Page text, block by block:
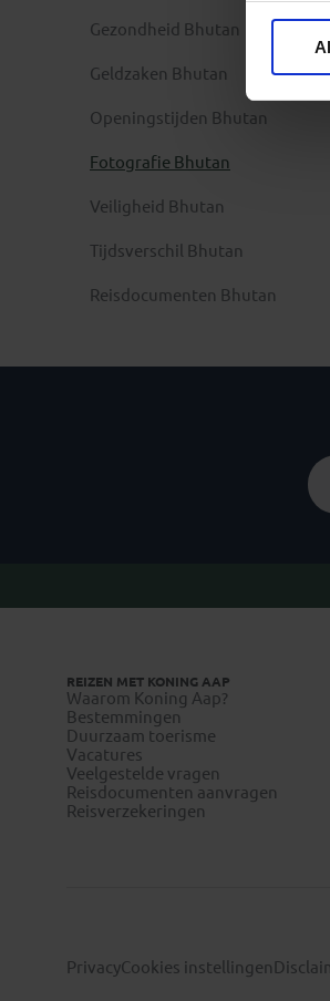
Gezondheid Bhutan
Geldzaken Bhutan
Openingstijden Bhutan
Fotografie Bhutan
Veiligheid Bhutan
Tijdsverschil Bhutan
Reisdocumenten Bhutan
REIZEN MET KONING AAP
Waarom Koning Aap?
Bestemmingen
Duurzaam toerisme
Vacatures
Veelgestelde vragen
Reisdocumenten aanvragen
Reisverzekeringen
PrivacyCookies instellingen